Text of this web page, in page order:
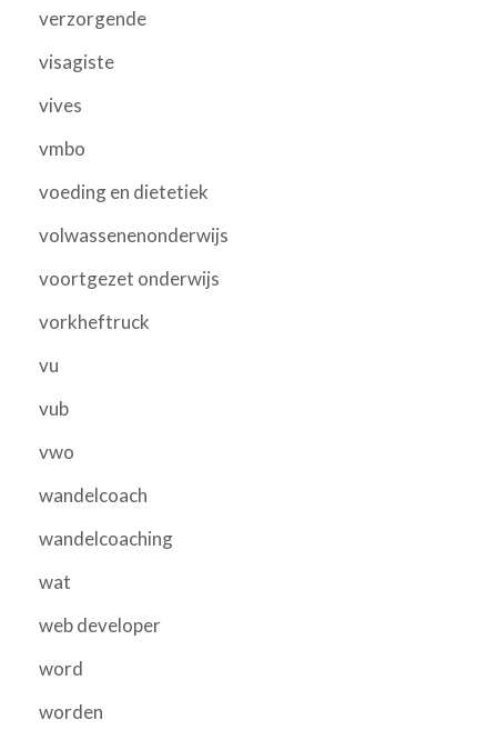
verzorgende
visagiste
vives
vmbo
voeding en dietetiek
volwassenenonderwijs
voortgezet onderwijs
vorkheftruck
vu
vub
vwo
wandelcoach
wandelcoaching
wat
web developer
word
worden